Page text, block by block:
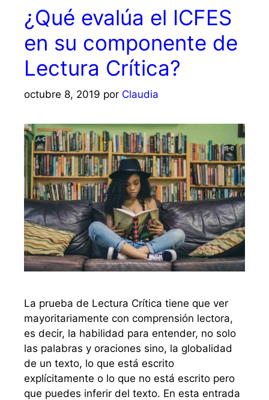
¿Qué evalúa el ICFES
en su componente de
Lectura Crítica?
octubre 8, 2019 por Claudia
La prueba de Lectura Crítica tiene que ver
mayoritariamente con comprensión lectora,
es decir, la habilidad para entender, no solo
las palabras y oraciones sino, la globalidad
de un texto, lo que está escrito
explícitamente o lo que no está escrito pero
que puedes inferir del texto. En esta entrada